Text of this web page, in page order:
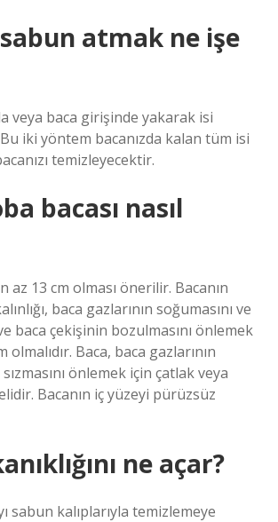
atmak ne işe
veya baca girişinde yakarak isi
iki yöntem bacanızda kalan tüm isi
temizleyecektir.
bacası nasıl
az 13 cm olması önerilir. Bacanın
baca gazlarının soğumasını ve
baca çekişinin bozulmasını önlemek
olmalıdır. Baca, baca gazlarının
önlemek için çatlak veya
Bacanın iç yüzeyi pürüzsüz
ne açar?
sabun kalıplarıyla temizlemeye